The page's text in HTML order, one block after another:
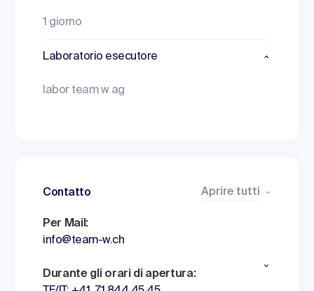
1 giorno
Laboratorio esecutore
labor team w ag
Contatto Aprire tutti
Per Mail:
info@team-w.ch
Durante gli orari di apertura: